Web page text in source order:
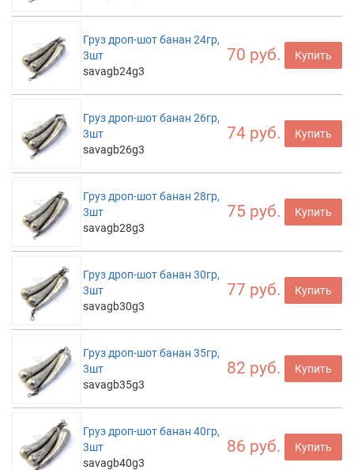
Груз дроп-шот банан 24гр,
3шт
savagb24g3
70 руб. Купить
Груз дроп-шот банан 26гр,
3шт
savagb26g3
74 руб. Купить
Груз дроп-шот банан 28гр,
3шт
savagb28g3
75 руб. Купить
Груз дроп-шот банан 30гр,
3шт
savagb30g3
77 руб. Купить
Груз дроп-шот банан 35гр,
3шт
savagb35g3
82 руб. Купить
Груз дроп-шот банан 40гр,
3шт
savagb40g3
86 руб. Купить